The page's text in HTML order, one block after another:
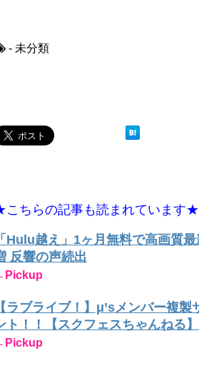
- 未分類
ちらの記事も読まれています★
「Hulu越え」1ヶ月無料で高画質
反響の声続出
【ラブライブ！】μ’sメンバー複
ト！！【スクフェスちゃんねる】